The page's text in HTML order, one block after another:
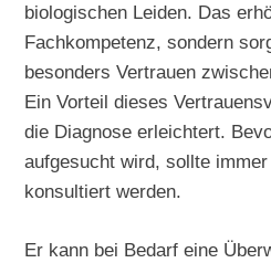
biologischen Leiden. Das
Fachkompetenz, sondern
besonders Vertrauen
Ein Vorteil dieses
die Diagnose erleichtert.
aufgesucht wird, sollte
konsultiert werden.
Er kann bei Bedarf eine